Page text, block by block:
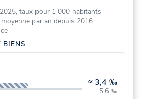
taux pour 1 000 habitants ·
par an depuis 2016
BIENS
≈ 3,4 ‰
5,6 ‰